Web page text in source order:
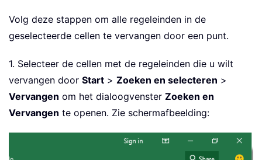
Volg deze stappen om alle regeleinden in de
geselecteerde cellen te vervangen door een punt.
1. Selecteer de cellen met de regeleinden die u wilt
vervangen door Start > Zoeken en selecteren >
Vervangen om het dialoogvenster Zoeken en
Vervangen te openen. Zie schermafbeelding: